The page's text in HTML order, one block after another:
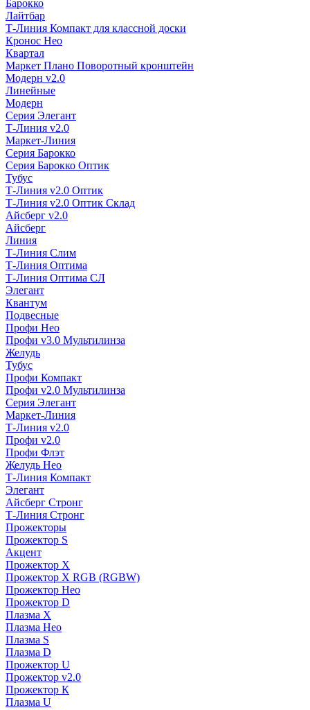
Барокко
Лайтбар
Т-Линия Компакт для классной доски
Кронос Нео
Квартал
Маркет Плано Поворотный кронштейн
Модерн v2.0
Линейные
Модерн
Серия Элегант
Т-Линия v2.0
Маркет-Линия
Серия Барокко
Серия Барокко Оптик
Тубус
Т-Линия v2.0 Оптик
Т-Линия v2.0 Оптик Склад
Айсберг v2.0
Айсберг
Линия
Т-Линия Слим
Т-Линия Оптима
Т-Линия Оптима СЛ
Элегант
Квантум
Подвесные
Профи Нео
Профи v3.0 Мультилинза
Желудь
Тубус
Профи Компакт
Профи v2.0 Мультилинза
Серия Элегант
Маркет-Линия
Т-Линия v2.0
Профи v2.0
Профи Флэт
Желудь Нео
Т-Линия Компакт
Элегант
Айсберг Стронг
Т-Линия Стронг
Прожекторы
Прожектор S
Акцент
Прожектор X
Прожектор Х RGB (RGBW)
Прожектор Нео
Прожектор D
Плазма X
Плазма Нео
Плазма S
Плазма D
Прожектор U
Прожектор v2.0
Прожектор К
Плазма U